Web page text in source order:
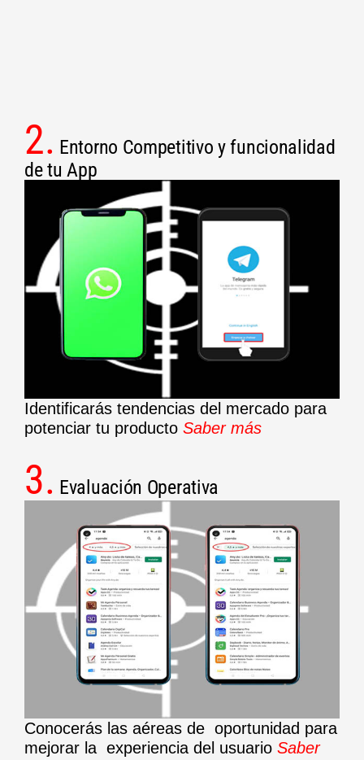
2. Entorno Competitivo y funcionalidad
de tu App
Identificarás tendencias del mercado para
potenciar tu producto Saber más
3. Evaluación Operativa
Conocerás las aéreas de oportunidad para
mejorar la experiencia del usuario Saber